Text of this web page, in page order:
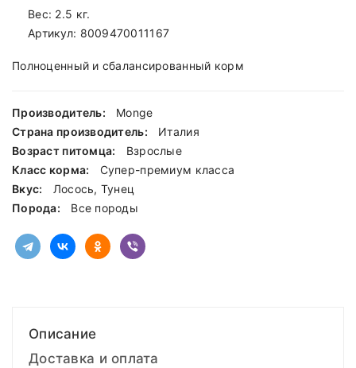
Вес: 2.5 кг.
Артикул: 8009470011167
Полноценный и сбалансированный корм
Производитель:
Monge
Страна производитель:
Италия
Возраст питомца:
Взрослые
Класс корма:
Cупер-премиум класса
Вкус:
Лосось, Тунец
Порода:
Все породы
Описание
Доставка и оплата